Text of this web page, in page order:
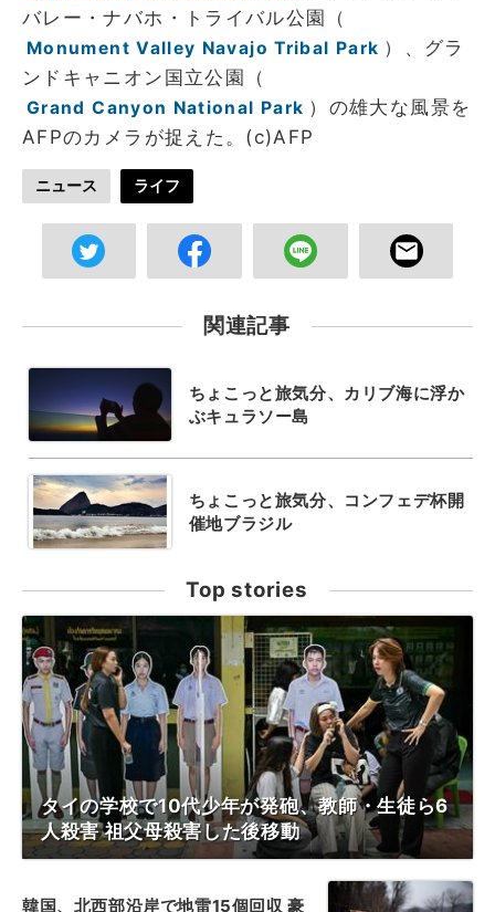
バレー・ナバホ・トライバル公園（
Monument Valley Navajo Tribal Park ）、グラ
ンドキャニオン国立公園（
Grand Canyon National Park ）の雄大な風景を
AFPのカメラが捉えた。(c)AFP
ニュース ライフ
関連記事
ちょこっと旅気分、カリブ海に浮か
ぶキュラソー島
ちょこっと旅気分、コンフェデ杯開
催地ブラジル
Top stories
タイの学校で10代少年が発砲、教師・生徒ら6
人殺害 祖父母殺害した後移動
韓国、北西部沿岸で地雷15個回収 豪